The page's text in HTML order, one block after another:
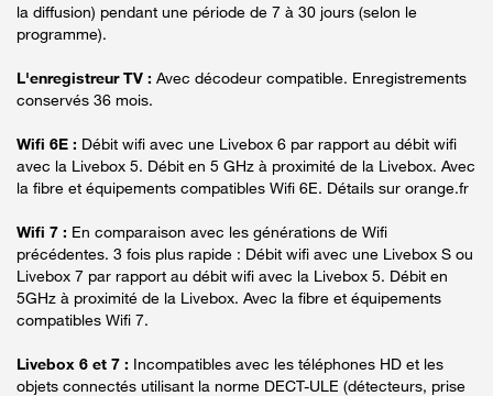
la diffusion) pendant une période de 7 à 30 jours (selon le
programme).
L'enregistreur TV : Avec décodeur compatible. Enregistrements
conservés 36 mois.
Wifi 6E : Débit wifi avec une Livebox 6 par rapport au débit wifi
avec la Livebox 5. Débit en 5 GHz à proximité de la Livebox. Avec
la fibre et équipements compatibles Wifi 6E. Détails sur orange.fr
Wifi 7 : En comparaison avec les générations de Wifi
précédentes. 3 fois plus rapide : Débit wifi avec une Livebox S ou
Livebox 7 par rapport au débit wifi avec la Livebox 5. Débit en
5GHz à proximité de la Livebox. Avec la fibre et équipements
compatibles Wifi 7.
Livebox 6 et 7 : Incompatibles avec les téléphones HD et les
objets connectés utilisant la norme DECT-ULE (détecteurs, prise